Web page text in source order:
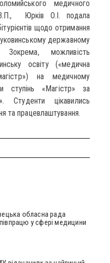
медичного
Юрків О.І. подала
щодо отримання
державному
Зокрема, можливість
освіту («медична
на медичному
ступінь «Магістр» за
Студенти цікавились
та працевлаштування.
обласна рада
у сфері медицини